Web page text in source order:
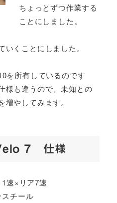
ちょっとずつ作業する
ことにしました。
くことにしました。
を所有しているのです
様も違うので、未知との
やしてみます。
7 仕様
速×リア7速
チール